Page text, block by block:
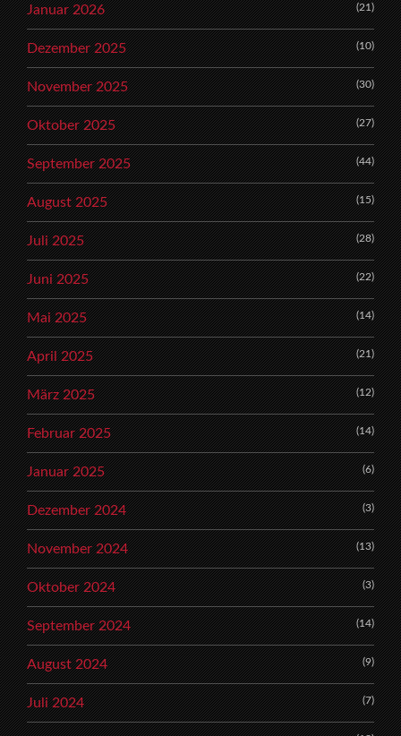
Januar 2026 (21)
Dezember 2025 (10)
November 2025 (30)
Oktober 2025 (27)
September 2025 (44)
August 2025 (15)
Juli 2025 (28)
Juni 2025 (22)
Mai 2025 (14)
April 2025 (21)
März 2025 (12)
Februar 2025 (14)
Januar 2025 (6)
Dezember 2024 (3)
November 2024 (13)
Oktober 2024 (3)
September 2024 (14)
August 2024 (9)
Juli 2024 (7)